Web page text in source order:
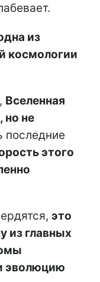
из
космологии
Вселенная
но не
последние
этого
это
из главных
эволюцию